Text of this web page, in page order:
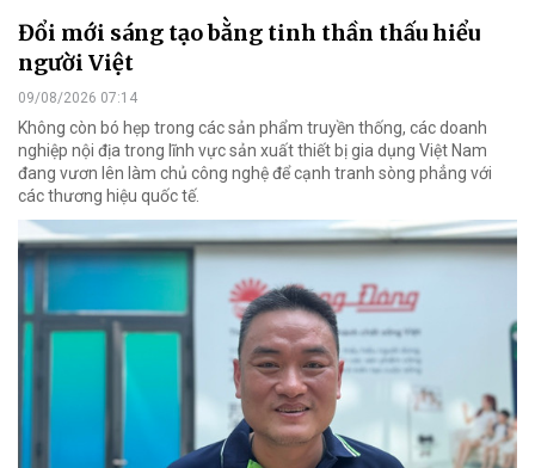
Đổi mới sáng tạo bằng tinh thần thấu hiểu
người Việt
09/08/2026 07:14
Không còn bó hẹp trong các sản phẩm truyền thống, các doanh
nghiệp nội địa trong lĩnh vực sản xuất thiết bị gia dụng Việt Nam
đang vươn lên làm chủ công nghệ để cạnh tranh sòng phẳng với
các thương hiệu quốc tế.